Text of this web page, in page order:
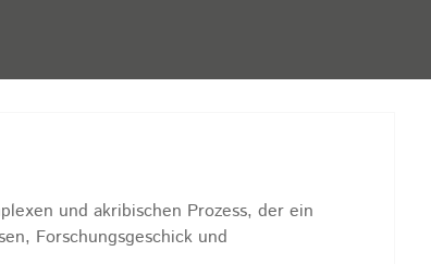
und akribischen Prozess, der ein
Forschungsgeschick und